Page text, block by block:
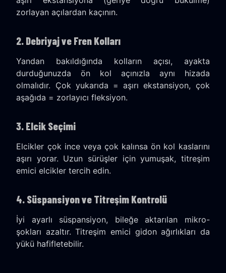
zorlayan açılardan kaçının.
2. Debriyaj ve Fren Kolları
Yandan bakıldığında kolların açısı, ayakta
durduğunuzda ön kol açınızla aynı hizada
olmalıdır. Çok yukarıda = aşırı ekstansiyon, çok
aşağıda = zorlayıcı fleksiyon.
3. Elcik Seçimi
Elcikler çok ince veya çok kalınsa ön kol kaslarını
aşırı yorar. Uzun sürüşler için yumuşak, titreşim
emici elcikler tercih edin.
4. Süspansiyon ve Titreşim Kontrolü
İyi ayarlı süspansiyon, bileğe aktarılan mikro-
şokları azaltır. Titreşim emici gidon ağırlıkları da
yükü hafifletebilir.